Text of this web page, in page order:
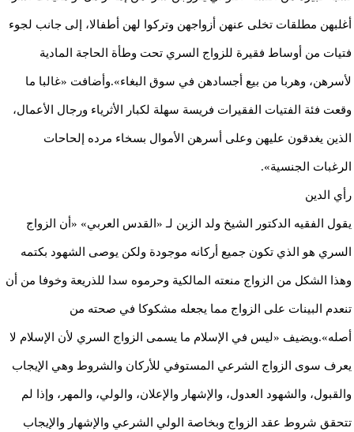
أغلبهن مطلقات تخلى عنهن أزواجهن وتركوا لهن أطفالا، إلى جانب لجوء
فتيات من أوساط فقيرة للزواج السري تحت وطأة الحاجة المادية
لأسرهن، وهربا من بيع أجسادهن في سوق البغاء».وأضافت «غالبا ما
وقعت فئة الفتيات الفقيرات فريسة سهلة لكبار الأثرياء ورجال الأعمال،
الذين يغدقون عليهن وعلى أسرهن الأموال بسخاء مرده إلحاحات
الرغبات الجنسية».
رأي الدين
يقول الفقيه الدكتور الشيخ ولد الزين لـ «القدس العربي» «أن الزواج
السري هو الذي تكون جميع أركانه موجودة ولكن يوصى الشهود بكتمه
وهذا الشكل من الزواج منعته المالكية وحرموه سدا للذريعة وخوفا من أن
تنعدم البينات على الزواج مما يجعله مشكوكا في صحته من
أصله».ويضيف «ليس في الإسلام ما يسمى الزواج السري لأن الإسلام لا
يعرف سوى الزواج الشرعي المستوفي للأركان والشروط وهي الإيجاب
والقبول، والشهود العدول، والإشهار والإعلان، والولي، والمهر، وإذا لم
تتحقق شروط عقد الزواج وبخاصة الولي الشرعي والإشهار والإيجاب